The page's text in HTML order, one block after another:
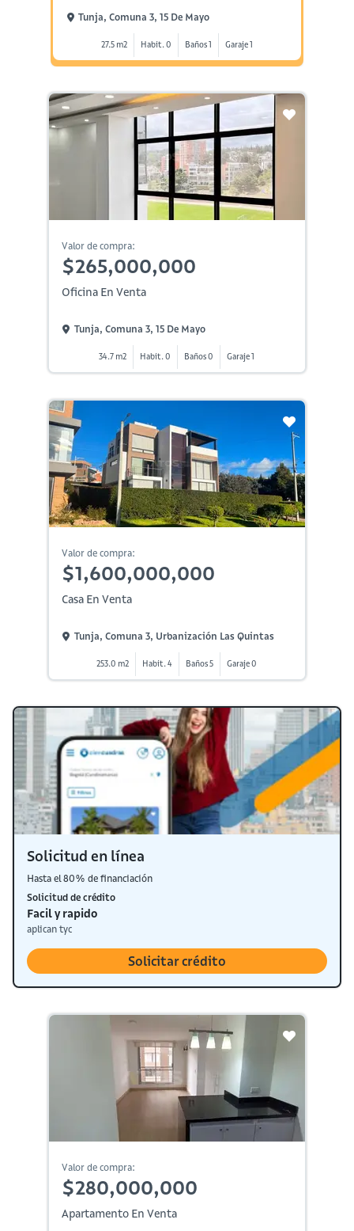
Tunja, Comuna 3, 15 De Mayo
27.5 m2 Habit. 0 Baños 1 Garaje 1
Valor de compra:
$265,000,000
Oficina En Venta
Tunja, Comuna 3, 15 De Mayo
34.7 m2 Habit. 0 Baños 0 Garaje 1
Valor de compra:
$1,600,000,000
Casa En Venta
Tunja, Comuna 3, Urbanización Las Quintas
253.0 m2 Habit. 4 Baños 5 Garaje 0
Solicitud en línea
Hasta el 80% de financiación
Solicitud de crédito
Facil y rapido
aplican tyc
Solicitar crédito
Valor de compra:
$280,000,000
Apartamento En Venta